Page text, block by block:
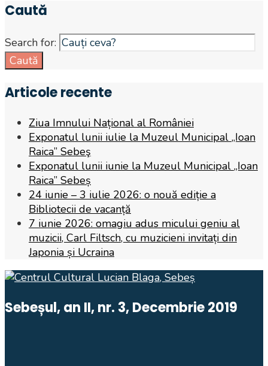
Caută
Search for:
Caută
Articole recente
Ziua Imnului Național al României
Exponatul lunii iulie la Muzeul Municipal „Ioan
Raica” Sebeş
Exponatul lunii iunie la Muzeul Municipal „Ioan
Raica” Sebeș
24 iunie – 3 iulie 2026: o nouă ediție a
Bibliotecii de vacanță
7 iunie 2026: omagiu adus micului geniu al
muzicii, Carl Filtsch, cu muzicieni invitați din
Japonia și Ucraina
Sebeșul, an II, nr. 3, Decembrie 2019